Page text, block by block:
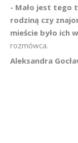
- Mało jest tego
rodziną czy
mieście było ich
rozmówca.
Aleksandra